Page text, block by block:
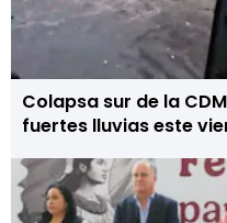
Colapsa sur de la
fuertes lluvias este